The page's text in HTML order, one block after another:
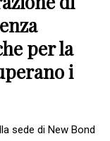
per la
i
sede di New Bond